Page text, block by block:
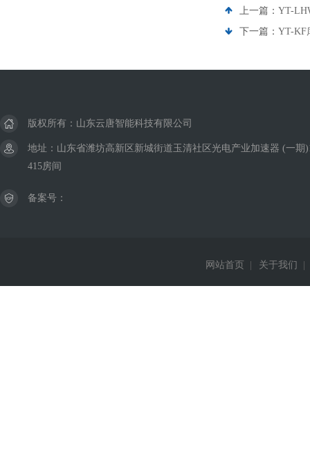
上一篇： YT-
下一篇： YT-KF
版权所有：山东云唐智能科技有限公司
地址：山东省潍坊高新区新城街道玉清社区光电产业加速器 (一期
415房间
备案号：
网站首页 关于我们